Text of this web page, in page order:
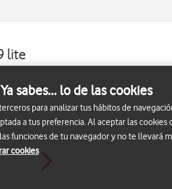
lite
Ya sabes... lo de las cookies
para analizar tus hábitos de
a tus preferencia. Al aceptar las cookies
funciones de tu navegador y no te llevará
cookies